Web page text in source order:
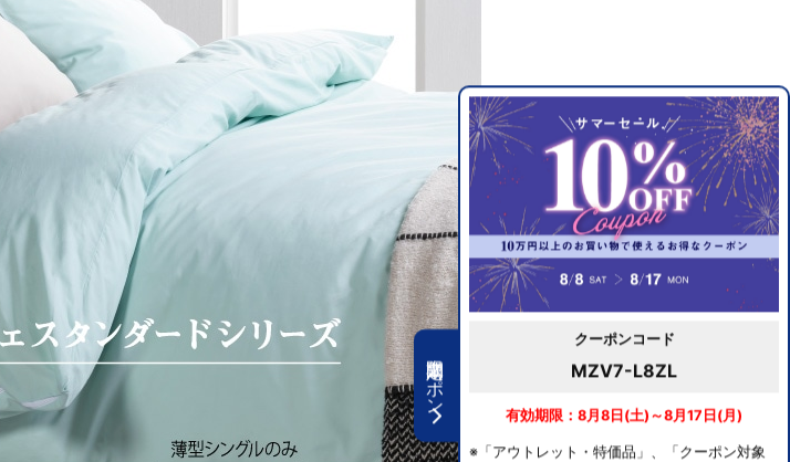
期間限定クーポン
クーポンコード
MZV7-L8ZL
有効期限：8月8日(土)～8月17日(月)
※「アウトレット・特価品」、「クーポン対象